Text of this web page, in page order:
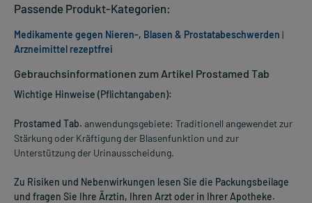
Gebrauchsinformationen zum Artikel Prostamed Tab
Wichtige Hinweise (Pflichtangaben):
Prostamed Tab. anwendungsgebiete: Traditionell angewendet zur
Stärkung oder Kräftigung der Blasenfunktion und zur
Unterstützung der Urinausscheidung.
Zu Risiken und Nebenwirkungen lesen Sie die Packungsbeilage
und fragen Sie Ihre Ärztin, Ihren Arzt oder in Ihrer Apotheke.
Passende Produkt-Kategorien:
Medikamente gegen Nieren-, Blasen & Prostatabeschwerden |
Arzneimittel rezeptfrei